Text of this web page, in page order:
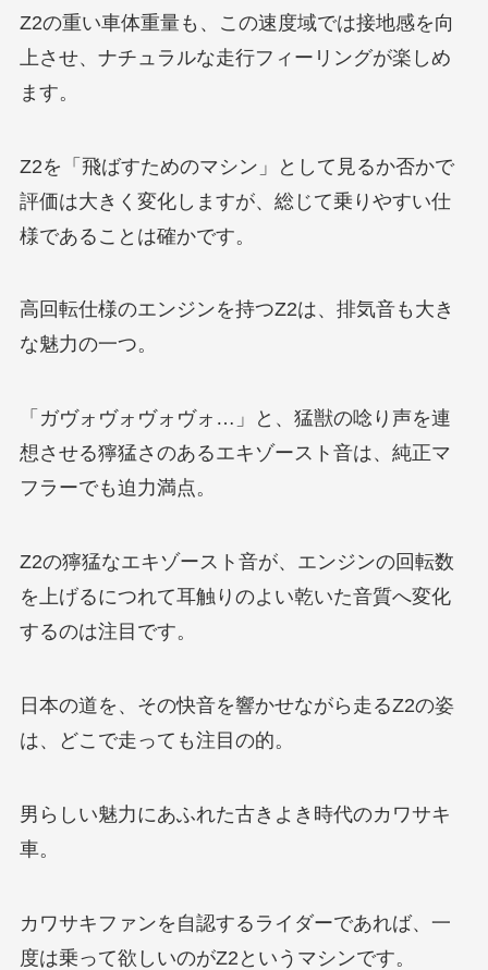
Z2の重い車体重量も、この速度域では接地感を向
上させ、ナチュラルな走行フィーリングが楽しめ
ます。
Z2を「飛ばすためのマシン」として見るか否かで
評価は大きく変化しますが、総じて乗りやすい仕
様であることは確かです。
高回転仕様のエンジンを持つZ2は、排気音も大き
な魅力の一つ。
「ガヴォヴォヴォヴォ…」と、猛獣の唸り声を連
想させる獰猛さのあるエキゾースト音は、純正マ
フラーでも迫力満点。
Z2の獰猛なエキゾースト音が、エンジンの回転数
を上げるにつれて耳触りのよい乾いた音質へ変化
するのは注目です。
日本の道を、その快音を響かせながら走るZ2の姿
は、どこで走っても注目の的。
男らしい魅力にあふれた古きよき時代のカワサキ
車。
カワサキファンを自認するライダーであれば、一
度は乗って欲しいのがZ2というマシンです。